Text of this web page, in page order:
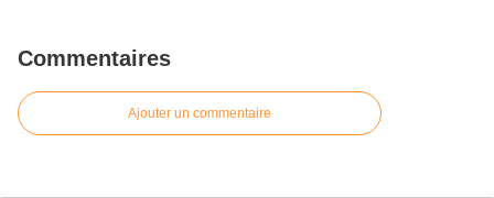
Commentaires
Ajouter un commentaire